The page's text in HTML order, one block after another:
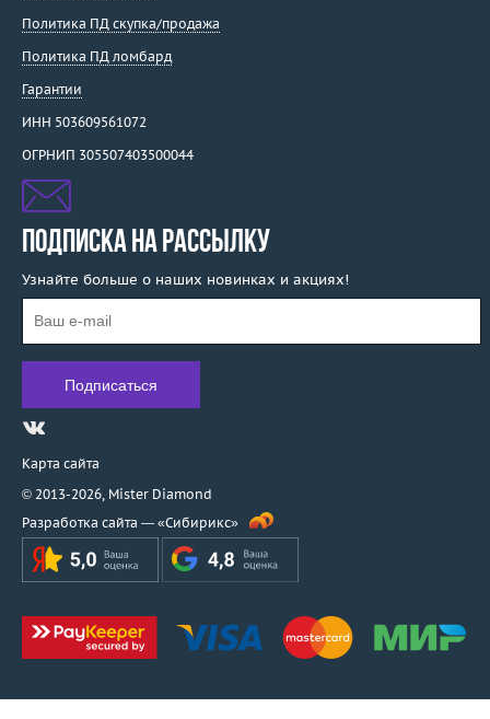
Diamanti
Diamond Point
Dubey&Schaldenbrand
Ebel
Effepi Gioielli
Emil Kraus
Emmeti
Enigma
Evgeny Matveev
F. B. Gioielli
F.DN.ORO
Faberge
Fani
Feraud
Fibo
Filk
Fragola Creations
Franck Muller
Fred
Frey Wille
Garel
Политика ПД скупка/продажа
Политика ПД ломбард
Гарантии
ИНН 503609561072
ОГРНИП 305507403500044
ПОДПИСКА НА РАССЫЛКУ
Узнайте больше о наших новинках и акциях!
Карта сайта
© 2013-2026, Mister Diamond
Разработка сайта — «Сибирикс»